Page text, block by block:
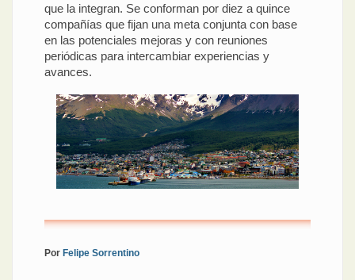
que la integran. Se conforman por diez a quince
compañías que fijan una meta conjunta con base
en las potenciales mejoras y con reuniones
periódicas para intercambiar experiencias y
avances.
Por Felipe Sorrentino